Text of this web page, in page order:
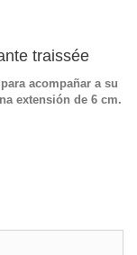
traissée
acompañar a su
extensión de 6 cm.